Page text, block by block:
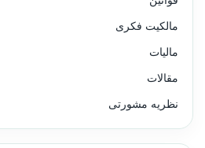
مالکیت فکری
مالیات
مقالات
نظریه مشورتی